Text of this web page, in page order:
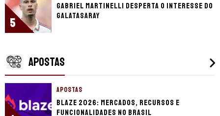
5
Gabriel Martinelli desperta o interesse do
Galatasaray
APOSTAS
APOSTAS
Blaze 2026: mercados, recursos e
funcionalidades no Brasil